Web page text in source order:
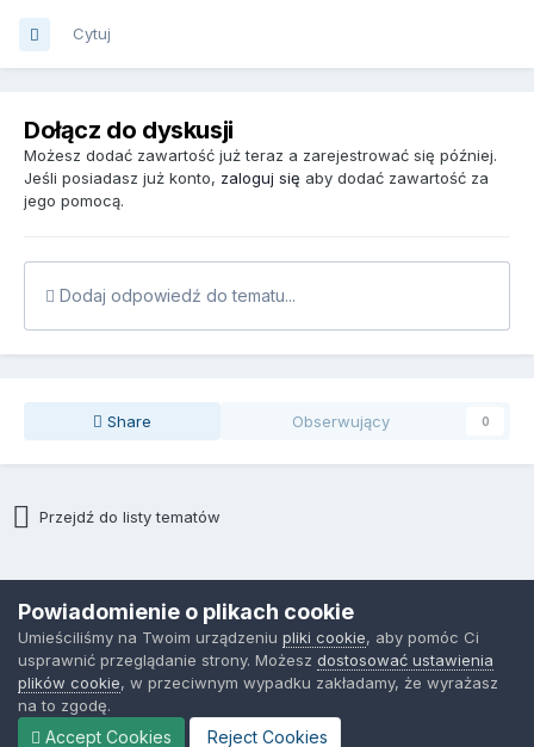
Cytuj
Dołącz do dyskusji
Możesz dodać zawartość już teraz a zarejestrować się później.
Jeśli posiadasz już konto, zaloguj się aby dodać zawartość za
jego pomocą.
Dodaj odpowiedź do tematu...
Share Obserwujący 0
Przejdź do listy tematów
CopyRight by IT.NORCOM, 2018
Powered by Invision Community
Powiadomienie o plikach cookie
Umieściliśmy na Twoim urządzeniu pliki cookie, aby pomóc Ci
usprawnić przeglądanie strony. Możesz dostosować ustawienia
plików cookie, w przeciwnym wypadku zakładamy, że wyrażasz
na to zgodę.
Accept Cookies Reject Cookies